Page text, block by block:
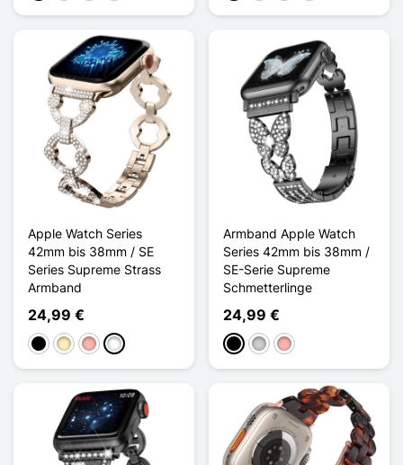
Apple Watch Series
42mm bis 38mm / SE
Series Supreme Strass
Armband
24,99 €
Schwarz
GoldenRoségoldDoré Champagne
Armband Apple Watch
Series 42mm bis 38mm /
SE-Serie Supreme
Schmetterlinge
24,99 €
Schwarz
SilberRoségold